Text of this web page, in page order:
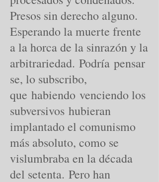
Presos sin derecho alguno.
Esperando la muerte frente
a la horca de la sinrazón y la
arbitrariedad. Podría pensar
se, lo subscribo,
que habiendo venciendo los
subversivos hubieran
implantado el comunismo
más absoluto, como se
vislumbraba en la década
del setenta. Pero han